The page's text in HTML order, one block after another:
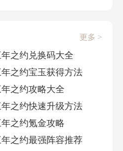
更多 >
之约兑换码大全
之约宝玉获得方法
之约攻略大全
之约快速升级方法
之约氪金攻略
之约最强阵容推荐